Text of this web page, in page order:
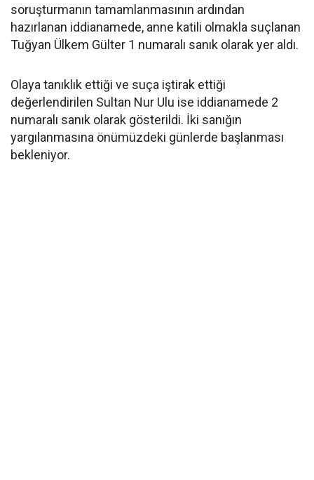
soruşturmanın tamamlanmasının ardından
hazırlanan iddianamede, anne katili olmakla suçlanan
Tuğyan Ülkem Gülter 1 numaralı sanık olarak yer aldı.
Olaya tanıklık ettiği ve suça iştirak ettiği
değerlendirilen Sultan Nur Ulu ise iddianamede 2
numaralı sanık olarak gösterildi. İki sanığın
yargılanmasına önümüzdeki günlerde başlanması
bekleniyor.